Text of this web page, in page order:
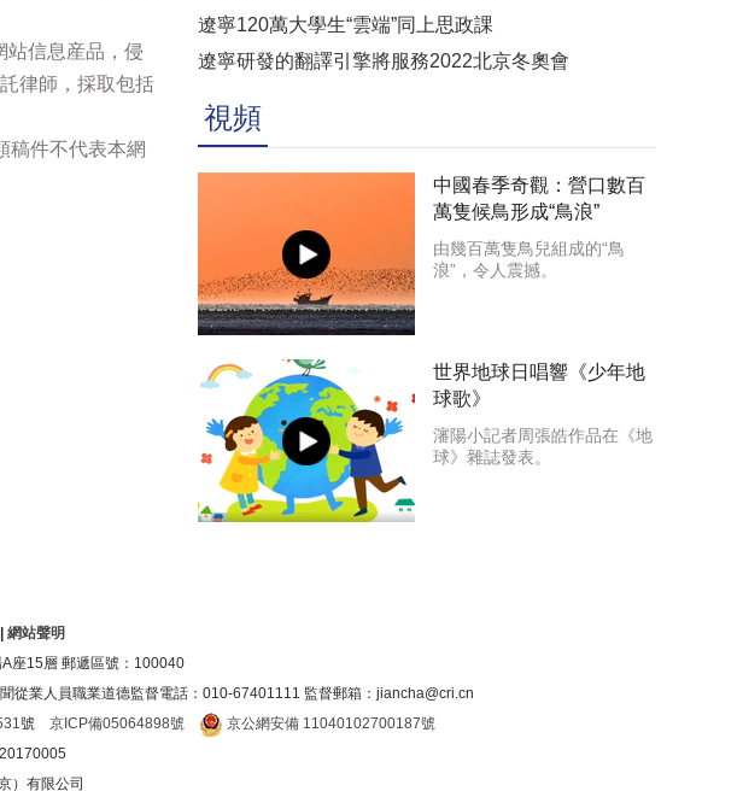
站信息産品，侵
律師，採取包括
稿件不代表本網
遼寧120萬大學生“雲端”同上思政課
遼寧研發的翻譯引擎將服務2022北京冬奧會
視頻
中國春季奇觀：營口數百
萬隻候鳥形成“鳥浪”
由幾百萬隻鳥兒組成的“鳥
浪”，令人震撼。
世界地球日唱響《少年地
球歌》
瀋陽小記者周張皓作品在《地
球》雜誌發表。
網站聲明
座15層 郵遞區號：100040
業人員職業道德監督電話：010-67401111 監督郵箱：jiancha@cri.cn
號 京ICP備05064898號
京公網安備 11040102700187號
）有限公司